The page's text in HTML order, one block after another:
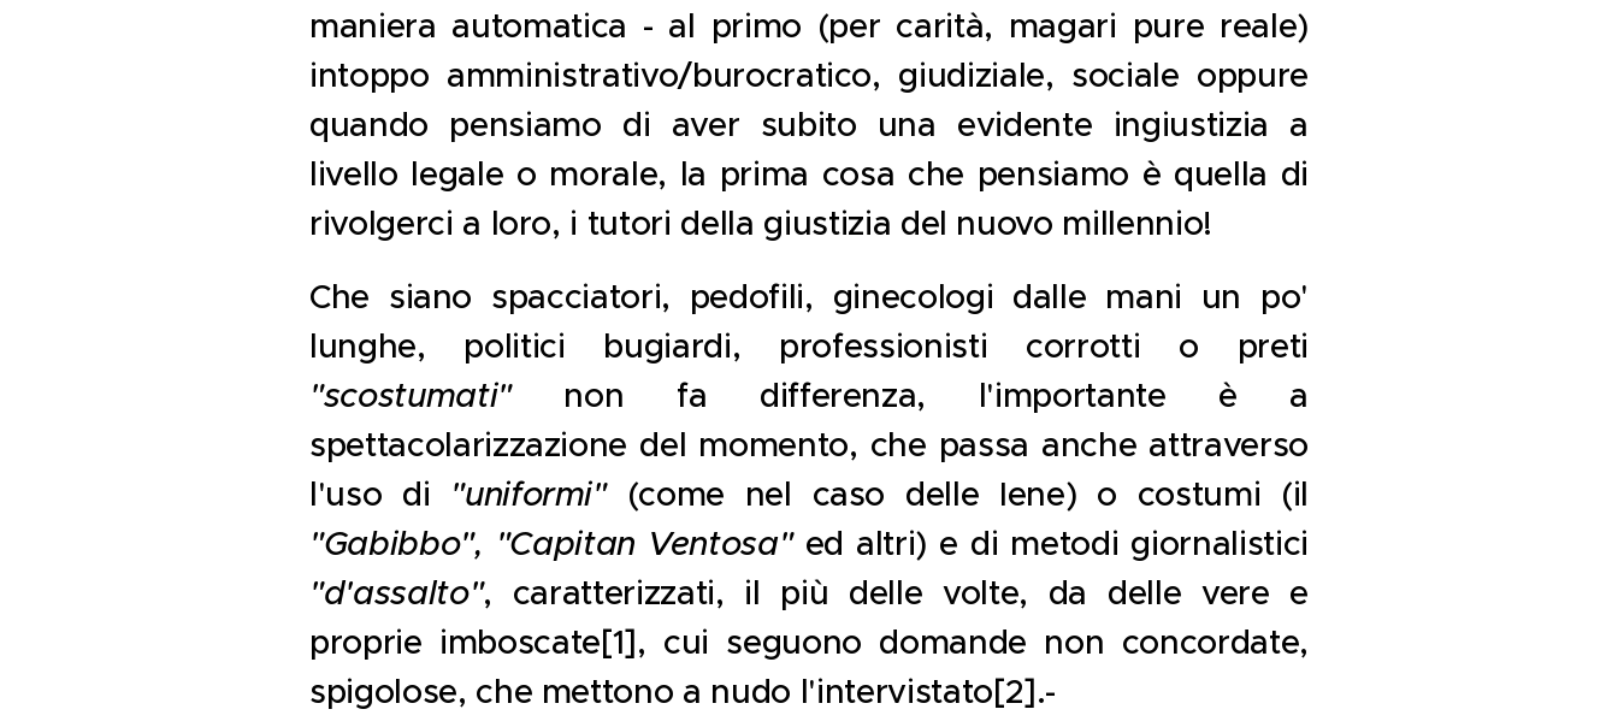
maniera automatica - al primo (per carità, magari pure reale)
intoppo amministrativo/burocratico, giudiziale, sociale oppure
quando pensiamo di aver subito una evidente ingiustizia a
livello legale o morale, la prima cosa che pensiamo è quella di
rivolgerci a loro, i tutori della giustizia del nuovo millennio!
Che siano spacciatori, pedofili, ginecologi dalle mani un po'
lunghe, politici bugiardi, professionisti corrotti o preti
"scostumati" non fa differenza, l'importante è a
spettacolarizzazione del momento, che passa anche attraverso
l'uso di "uniformi"(come nel caso delle Iene) o costumi (il
"Gabibbo", "Capitan Ventosa"ed altri) e di metodi giornalistici
"d'assalto", caratterizzati, il più delle volte, da delle vere e
proprie imboscate[1], cui seguono domande non concordate,
spigolose, che mettono a nudo l'intervistato[2].-